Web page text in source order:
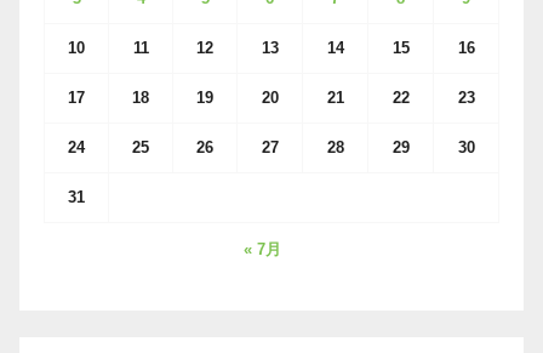
10 11 12 13 14 15 16
17 18 19 20 21 22 23
24 25 26 27 28 29 30
31
« 7月